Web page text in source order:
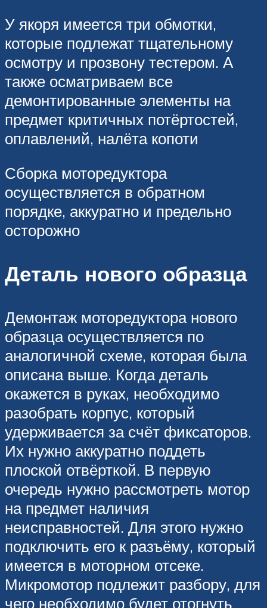
У якоря имеется три обмотки,
которые подлежат тщательному
осмотру и прозвону тестером. А
также осматриваем все
демонтированные элементы на
предмет критичных потёртостей,
оплавлений, налёта копоти
Сборка моторедуктора
осуществляется в обратном
порядке, аккуратно и предельно
осторожно
Деталь нового образца
Демонтаж моторедуктора нового
образца осуществляется по
аналогичной схеме, которая была
описана выше. Когда деталь
окажется в руках, необходимо
разобрать корпус, который
удерживается за счёт фиксаторов.
Их нужно аккуратно поддеть
плоской отвёрткой. В первую
очередь нужно рассмотреть мотор
на предмет наличия
неисправностей. Для этого нужно
подключить его к разъёму, который
имеется в моторном отсеке.
Микромотор подлежит разбору, для
чего необходимо будет отогнуть